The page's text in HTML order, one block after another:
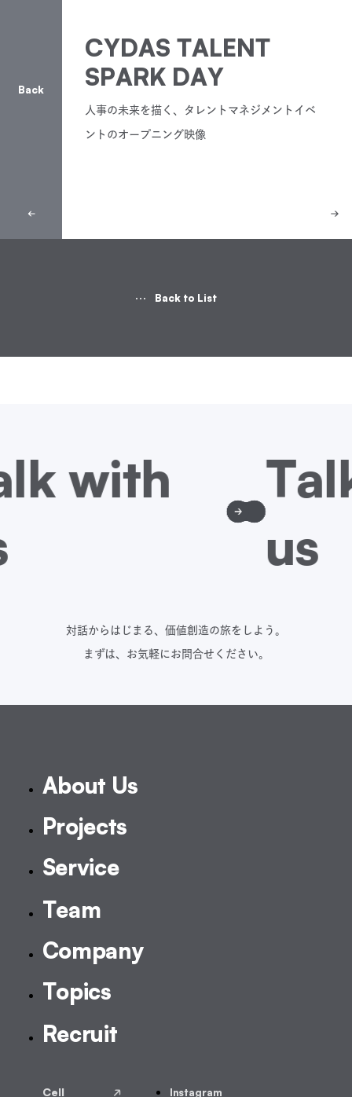
CYDAS TALENT
SPARK DAY
人事の未来を描く、タレントマネジメントイベ
ントのオープニング映像
対話からはじまる、価値創造の旅をしよう。
まずは、お気軽にお問合せください。
Instagram